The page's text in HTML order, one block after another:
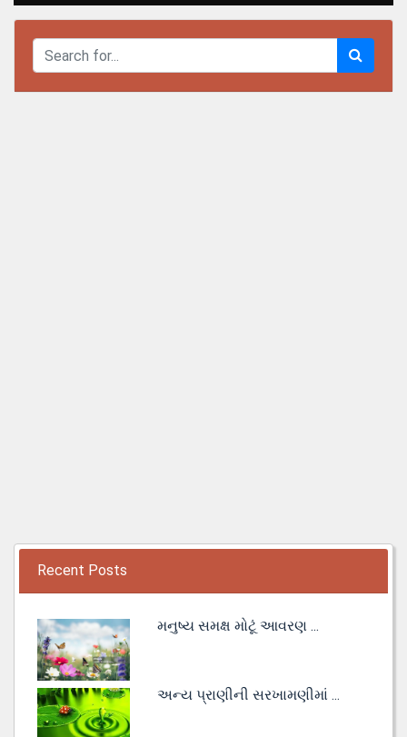
Recent Posts
મનુષ્ય સમક્ષ મોટૂં આવરણ ...
અન્ય પ્રાણીની સરખામણીમાં ...